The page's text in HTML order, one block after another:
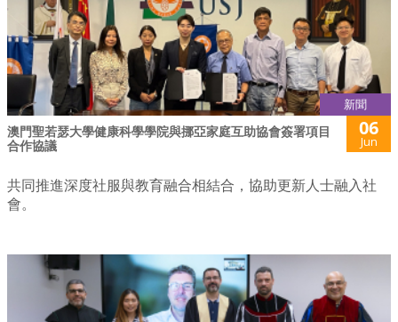
新聞
澳門聖若瑟大學健康科學學院與挪亞家庭互助協會簽署項目
合作協議
06
Jun
共同推進深度社服與教育融合相結合，協助更新人士融入社
會。